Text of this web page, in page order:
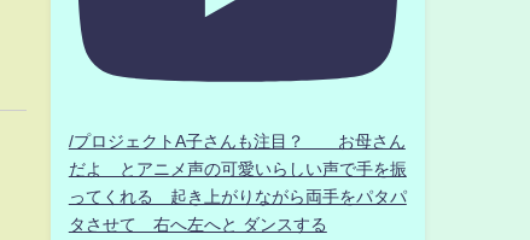
/プロジェクトA子さんも注目？ お母さん
だよ とアニメ声の可愛いらしい声で手を振
ってくれる 起き上がりながら両手をパタパ
タさせて 右へ左へと ダンスする